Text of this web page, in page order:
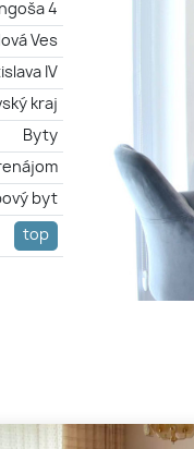
4
Ves
IV
kraj
Byty
byt
top